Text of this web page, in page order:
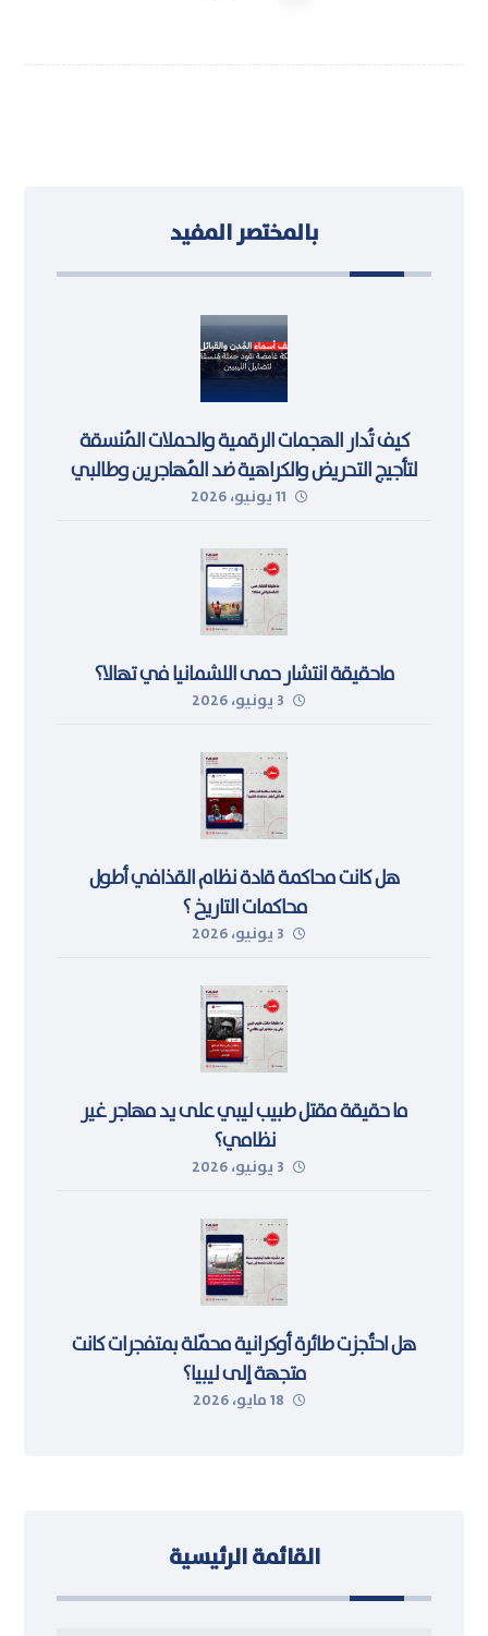
بالمختصر المفيد
كيف تُدار الهجمات الرقمية والحملات المُنسقة
لتأجيج التحريض والكراهية ضد المُهاجرين وطالبي
اللجوء في ليبيا
11 يونيو، 2026
ماحقيقة انتشار حمى اللشمانيا في تهالا؟
3 يونيو، 2026
هل كانت محاكمة قادة نظام القذافي أطول
محاكمات التاريخ ؟
3 يونيو، 2026
ما حقيقة مقتل طبيب ليبي على يد مهاجر غير
نظامي؟
3 يونيو، 2026
هل احتُجزت طائرة أوكرانية محمّلة بمتفجرات كانت
متجهة إلى ليبيا؟
18 مايو، 2026
القائمة الرئيسية